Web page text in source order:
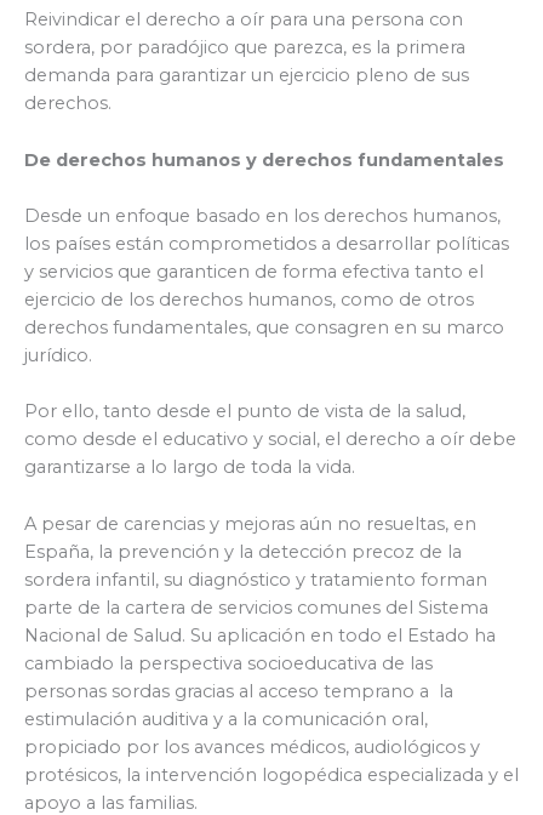
Reivindicar el derecho a oír para una persona con
sordera, por paradójico que parezca, es la primera
demanda para garantizar un ejercicio pleno de sus
derechos.
De derechos humanos y derechos fundamentales
Desde un enfoque basado en los derechos humanos,
los países están comprometidos a desarrollar políticas
y servicios que garanticen de forma efectiva tanto el
ejercicio de los derechos humanos, como de otros
derechos fundamentales, que consagren en su marco
jurídico.
Por ello, tanto desde el punto de vista de la salud,
como desde el educativo y social, el derecho a oír debe
garantizarse a lo largo de toda la vida.
A pesar de carencias y mejoras aún no resueltas, en
España, la prevención y la detección precoz de la
sordera infantil, su diagnóstico y tratamiento forman
parte de la cartera de servicios comunes del Sistema
Nacional de Salud. Su aplicación en todo el Estado ha
cambiado la perspectiva socioeducativa de las
personas sordas gracias al acceso temprano a la
estimulación auditiva y a la comunicación oral,
propiciado por los avances médicos, audiológicos y
protésicos, la intervención logopédica especializada y el
apoyo a las familias.